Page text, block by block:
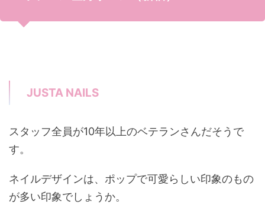
JUSTA NAILS
スタッフ全員が10年以上のベテランさんだそうで
す。
ネイルデザインは、ポップで可愛らしい印象のもの
が多い印象でしょうか。